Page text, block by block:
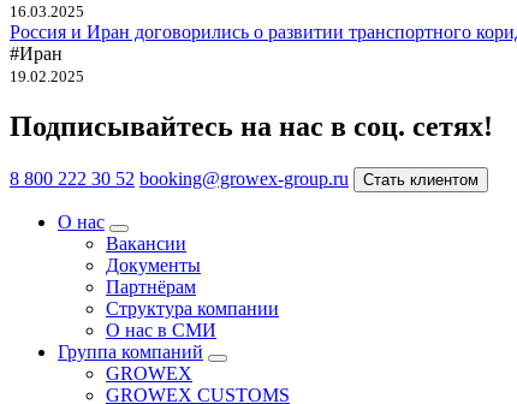
16.03.2025
Россия и Иран договорились о развитии транспортного
#Иран
19.02.2025
Подписывайтесь на нас в соц. сетях!
8 800 222 30 52 booking@growex-group.ru Стать клиентом
О нас
Вакансии
Документы
Партнёрам
Структура компании
О нас в СМИ
Группа компаний
GROWEX
GROWEX CUSTOMS